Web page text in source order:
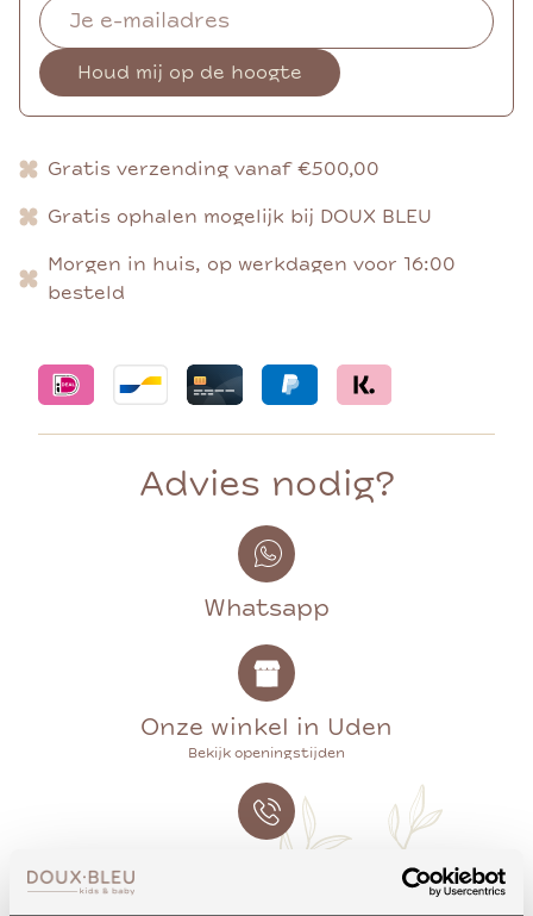
Houd mij op de hoogte
Gratis verzending vanaf €500,00
Gratis ophalen mogelijk bij DOUX BLEU
Morgen in huis, op werkdagen voor 16:00
besteld
Advies nodig?
Whatsapp
Onze winkel in Uden
Bekijk openingstijden